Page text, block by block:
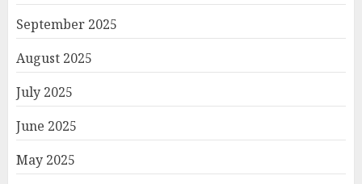
September 2025
August 2025
July 2025
June 2025
May 2025